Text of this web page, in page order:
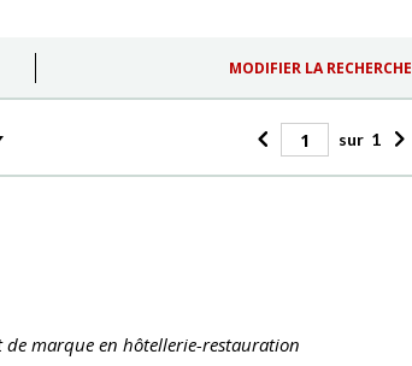
MODIFIER LA RECHERCHE
sur 1
de marque en hôtellerie-restauration